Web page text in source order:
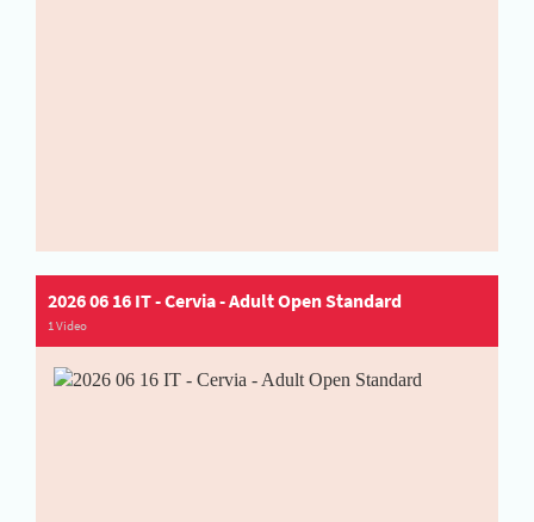
2026 06 16 IT - Cervia - Adult Open Standard
1 Video